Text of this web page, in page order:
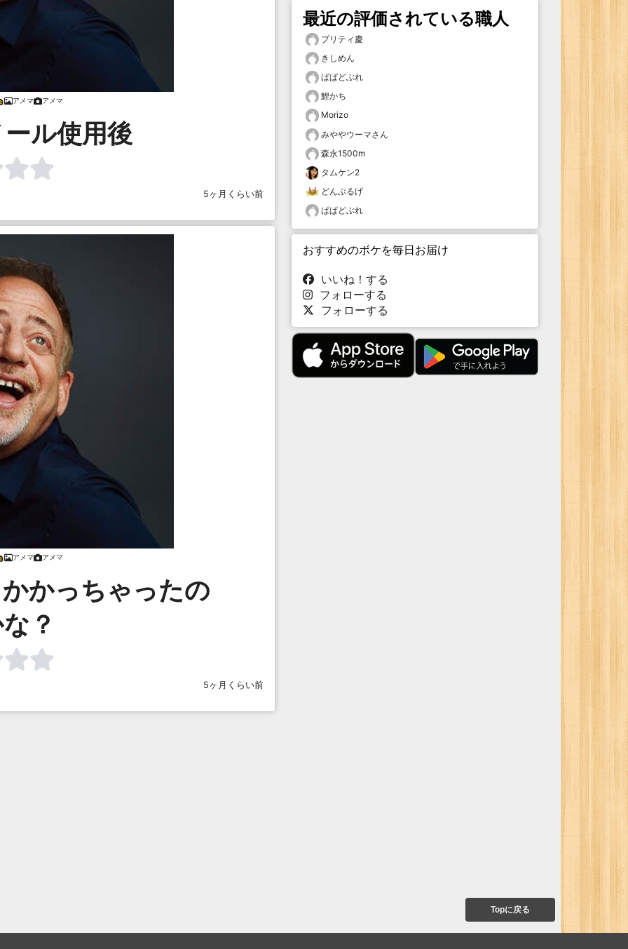
アメマ アメマ
ル使用後
5ヶ月くらい前
アメマ アメマ
かっちゃったの
？
5ヶ月くらい前
最近の評価されている職人
プリティ慶
きしめん
ぱぱどぶれ
鯉かち
Morizo
みややウーマさん
森永1500m
タムケン2
どんぶるげ
ぱぱどぶれ
おすすめのボケを毎日お届け
いいね！する
フォローする
フォローする
Topに戻る